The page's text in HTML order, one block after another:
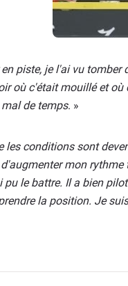
en piste, je l'ai vu
où c'était mouillé et où
de temps. »
les conditions sont
mon
pu le battre. Il a bien
la position. Je